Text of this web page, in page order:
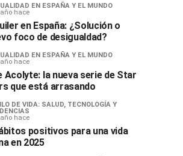
EN ESPAÑA Y EL MUNDO
hace
en España: ¿Solución o
foco de desigualdad?
EN ESPAÑA Y EL MUNDO
hace
Acolyte: la nueva serie de Star
que está arrasando
DE VIDA: SALUD, TECNOLOGÍA Y
hace
positivos para una vida
en 2025